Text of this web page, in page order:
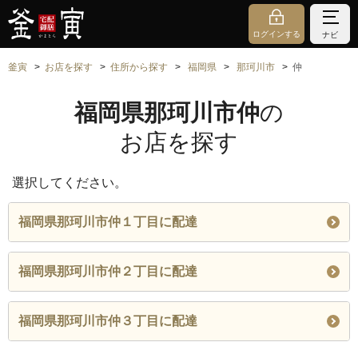
ログインする ナビ
釜寅 お店を探す 住所から探す 福岡県 那珂川市 仲
福岡県那珂川市仲の
お店を探す
選択してください。
福岡県那珂川市仲１丁目に配達
福岡県那珂川市仲２丁目に配達
福岡県那珂川市仲３丁目に配達